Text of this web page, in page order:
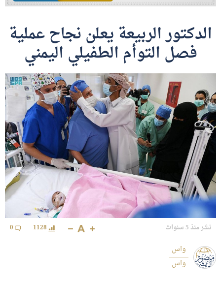
الدكتور الربيعة يعلن نجاح عملية
فصل التوأم الطفيلي اليمني
نشر منذ 5 سنوات 1128
0
واس
واس